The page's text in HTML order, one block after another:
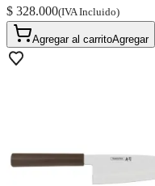
$ 328.000(IVA Incluido)
Agregar al carritoAgregar